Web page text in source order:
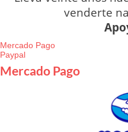
venderte
Mercado Pago
Paypal
Mercado Pago